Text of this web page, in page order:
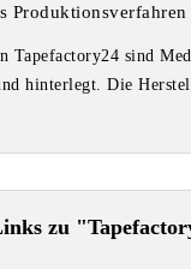
Produktionsverfahren
Tapefactory24 sind
hinterlegt. Die
zu